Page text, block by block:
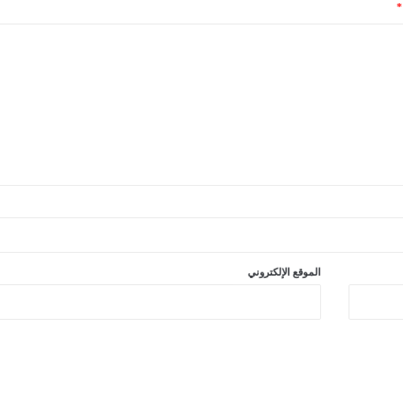
*
الموقع الإلكتروني